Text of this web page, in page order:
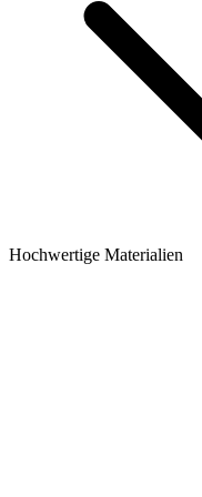
Hochwertige Materialien